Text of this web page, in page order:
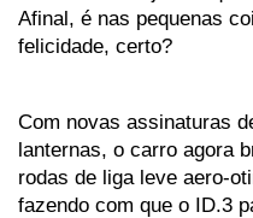
Afinal, é nas pequenas
felicidade, certo?
Com novas assinaturas
lanternas, o carro agora
rodas de liga leve aero-
fazendo com que o ID.3